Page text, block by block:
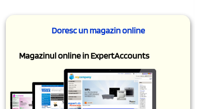
Doresc un magazin online
Magazinul online in ExpertAccounts